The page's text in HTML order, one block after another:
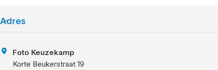
Adres
Foto Keuzekamp
Korte Beukerstraat 19